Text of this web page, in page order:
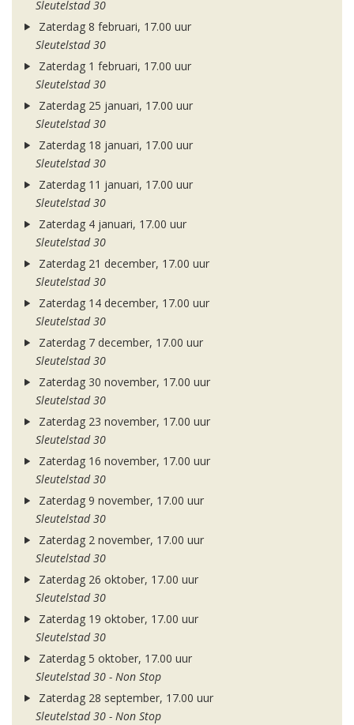
Sleutelstad 30
Zaterdag 8 februari, 17.00 uur
Sleutelstad 30
Zaterdag 1 februari, 17.00 uur
Sleutelstad 30
Zaterdag 25 januari, 17.00 uur
Sleutelstad 30
Zaterdag 18 januari, 17.00 uur
Sleutelstad 30
Zaterdag 11 januari, 17.00 uur
Sleutelstad 30
Zaterdag 4 januari, 17.00 uur
Sleutelstad 30
Zaterdag 21 december, 17.00 uur
Sleutelstad 30
Zaterdag 14 december, 17.00 uur
Sleutelstad 30
Zaterdag 7 december, 17.00 uur
Sleutelstad 30
Zaterdag 30 november, 17.00 uur
Sleutelstad 30
Zaterdag 23 november, 17.00 uur
Sleutelstad 30
Zaterdag 16 november, 17.00 uur
Sleutelstad 30
Zaterdag 9 november, 17.00 uur
Sleutelstad 30
Zaterdag 2 november, 17.00 uur
Sleutelstad 30
Zaterdag 26 oktober, 17.00 uur
Sleutelstad 30
Zaterdag 19 oktober, 17.00 uur
Sleutelstad 30
Zaterdag 5 oktober, 17.00 uur
Sleutelstad 30 - Non Stop
Zaterdag 28 september, 17.00 uur
Sleutelstad 30 - Non Stop